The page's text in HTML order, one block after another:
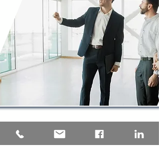
Una consulenza tecnica
progettata su misura per il tuo